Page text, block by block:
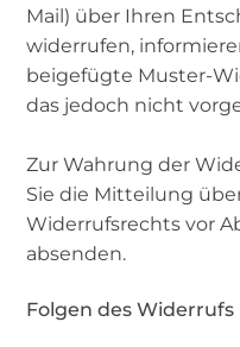
Mail) über Ihren
widerrufen,
beigefügte Muster-
das jedoch nicht
Zur Wahrung der
Sie die Mitteilung
Widerrufsrechts vor
absenden.
Folgen des Widerrufs